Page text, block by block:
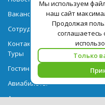
Мы используем
наш сайт
Продолжая
соглашаетесь
Только
Вакансии
Сотрудничество
Контактная информация
Туры
Гостиницы
Авиабилеты
Акции